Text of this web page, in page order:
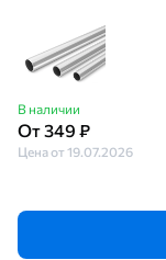
В наличии
От 349 ₽
Цена от 19.07.2026